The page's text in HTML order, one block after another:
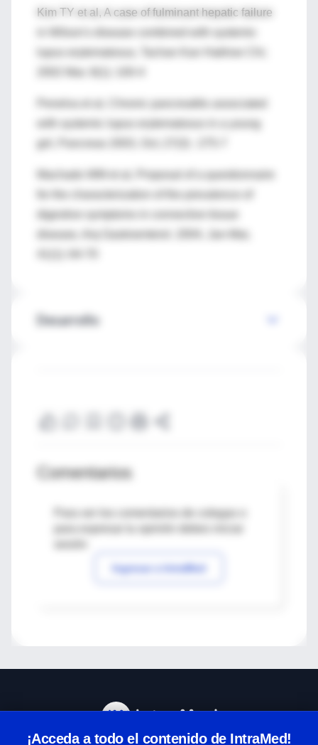
Kim TY et al, A case of fulminant hepatic failure
lupus erytematosus, Tachan Kan Hakhoe Chi;
with systemic lupus erytematosus in a young
digestive symptoms in connective tissue
Desarrollo
Comentarios
Para ver los comentarios de colegas o
Ingresar a IntraMed
¡Acceda a todo el contenido de IntraMed!